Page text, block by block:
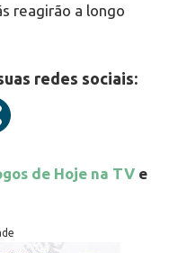
reagirão a longo
redes sociais:
de Hoje na TV e